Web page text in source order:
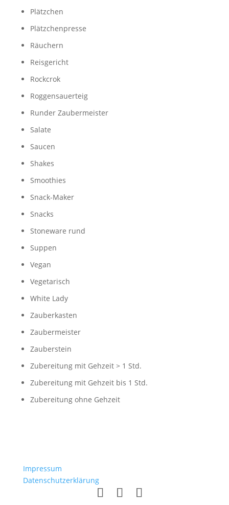
Plätzchen
Plätzchenpresse
Räuchern
Reisgericht
Rockcrok
Roggensauerteig
Runder Zaubermeister
Salate
Saucen
Shakes
Smoothies
Snack-Maker
Snacks
Stoneware rund
Suppen
Vegan
Vegetarisch
White Lady
Zauberkasten
Zaubermeister
Zauberstein
Zubereitung mit Gehzeit > 1 Std.
Zubereitung mit Gehzeit bis 1 Std.
Zubereitung ohne Gehzeit
Impressum
Datenschutzerklärung